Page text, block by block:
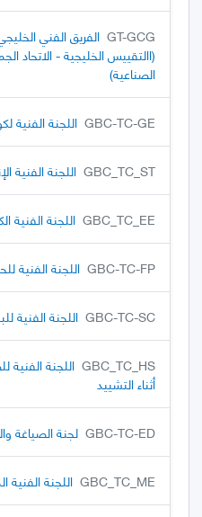
GT-GCG الفريق الفني
(االتقييس الخليجية - الاتحاد
الصناعية)
GBC-TC-GE اللجنة الفنية
GBC_TC_ST اللجنة الفنية
GBC_TC_EE اللجنة الفنية
GBC-TC-FP اللجنة الفنية
GBC-TC-SC اللجنة الفنية
GBC_TC_HS اللجنة الفنية
أثناء التشييد
GBC-TC-ED لجنة الصياغة
GBC_TC_ME اللجنة الفنية